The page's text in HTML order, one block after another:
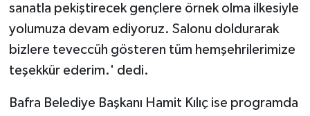
sanatla pekiştirecek gençlere örnek olma ilkesiyle
yolumuza devam ediyoruz. Salonu doldurarak
bizlere teveccüh gösteren tüm hemşehrilerimize
teşekkür ederim.' dedi.
Bafra Belediye Başkanı Hamit Kılıç ise programda